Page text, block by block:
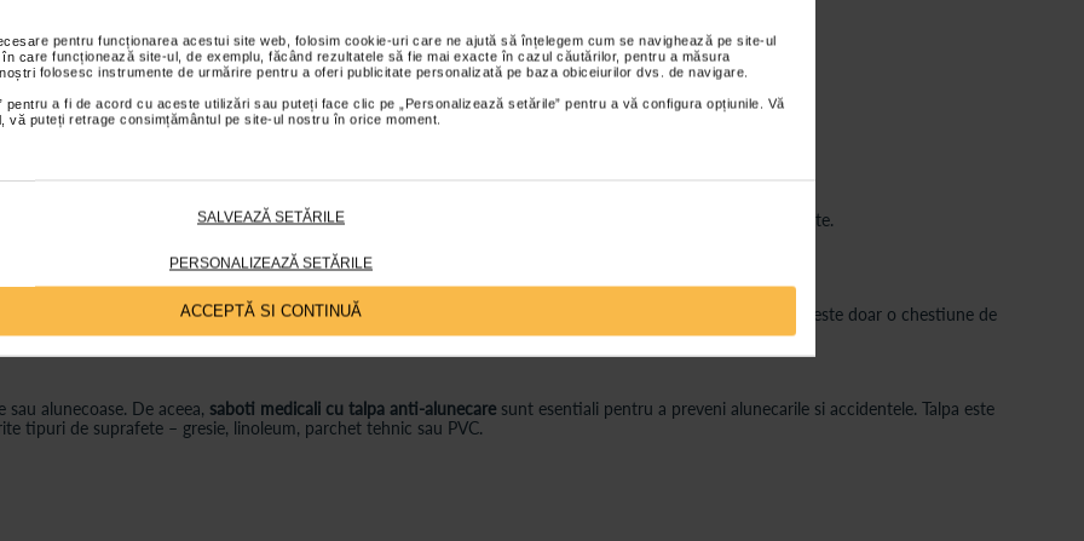
pentru funcționarea acestui site web, folosim cookie-uri care ne ajută să înțelegem cum se navighează pe site-ul
care funcționează site-ul, de exemplu, făcând rezultatele să fie mai exacte în cazul căutărilor, pentru a măsura
folosesc instrumente de urmărire pentru a oferi publicitate personalizată pe baza obiceiurilor dvs. de navigare.
pentru a fi de acord cu aceste utilizări sau puteți face clic pe „Personalizează setările” pentru a vă configura opțiunile. Vă
vă puteți retrage consimțământul pe site-ul nostru în orice moment.
SALVEAZĂ SETĂRILE
PERSONALIZEAZĂ SETĂRILE
ACCEPTĂ SI CONTINUĂ
intreaga zi atunci cand esti la spital sau la cabinet;
imprimeu, model airmax Cardio Bleumarin.
celor peste 10.000 de pasi de care o persoana mereu in miscare, asa cum esti tu, are nevoie!
medicinala comoda. Reduce oboseala picioarelor cu cel putin 50% fata de o pereche normala de incaltaminte.
si pentru a evita oboseala.
anti-alunecare si absorbtie a socurilor?
deplasari frecvente pe suprafete dure si ritm alert de activitate. In aceste conditii, incaltamintea aleasa nu este doar o chestiune de
alunecoase. De aceea, saboti medicali cu talpa anti-alunecare sunt esentiali pentru a preveni alunecarile si accidentele. Talpa este
tipuri de suprafete – gresie, linoleum, parchet tehnic sau PVC.